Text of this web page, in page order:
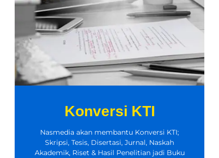
Konversi KTI
Nasmedia akan membantu Konversi KTI;
Skripsi, Tesis, Disertasi, Jurnal, Naskah
Akademik, Riset & Hasil Penelitian jadi Buku